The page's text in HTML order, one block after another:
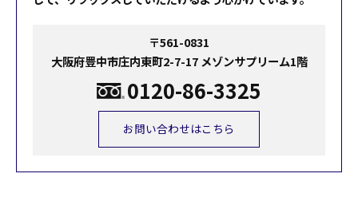
〒561-0831
大阪府豊中市庄内東町2-7-17 メゾンサプリーム1階
0120-86-3325
お問い合わせはこちら